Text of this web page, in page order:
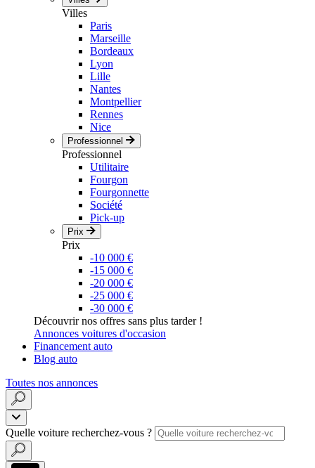
Villes
Paris
Marseille
Bordeaux
Lyon
Lille
Nantes
Montpellier
Rennes
Nice
Professionnel
Professionnel
Utilitaire
Fourgon
Fourgonnette
Société
Pick-up
Prix
Prix
-10 000 €
-15 000 €
-20 000 €
-25 000 €
-30 000 €
Découvrir nos offres sans plus tarder !
Annonces voitures d'occasion
Financement auto
Blog auto
Toutes nos annonces
Quelle voiture recherchez-vous ?